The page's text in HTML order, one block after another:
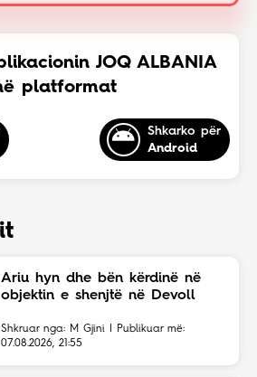
JOQ ALBANIA
platformat
Shkarko për
Android
Ariu hyn dhe bën kërdinë në
objektin e shenjtë në Devoll
Shkruar nga: M Gjini | Publikuar më:
07.08.2026, 21:55